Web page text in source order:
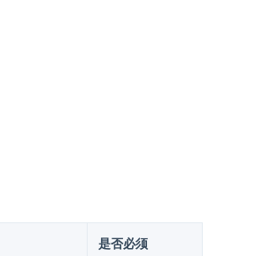
是否必须